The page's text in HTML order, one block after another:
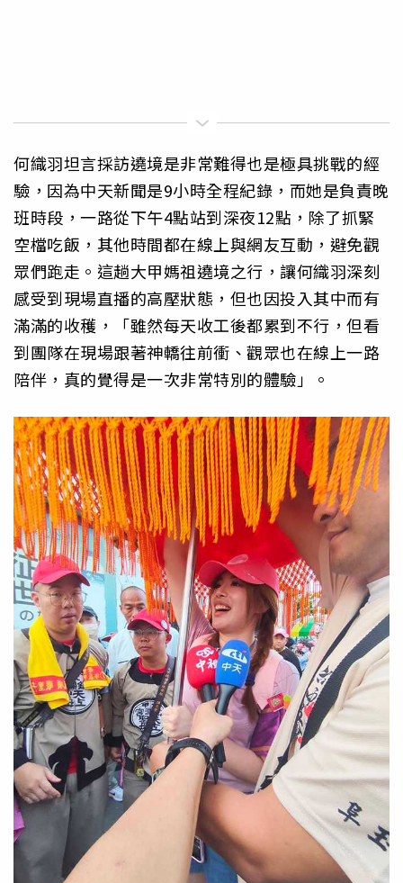
何織羽坦言採訪遶境是非常難得也是極具挑戰的經
驗，因為中天新聞是9小時全程紀錄，而她是負責晚
班時段，一路從下午4點站到深夜12點，除了抓緊
空檔吃飯，其他時間都在線上與網友互動，避免觀
眾們跑走。這趟大甲媽祖遶境之行，讓何織羽深刻
感受到現場直播的高壓狀態，但也因投入其中而有
滿滿的收穫，「雖然每天收工後都累到不行，但看
到團隊在現場跟著神轎往前衝、觀眾也在線上一路
陪伴，真的覺得是一次非常特別的體驗」。